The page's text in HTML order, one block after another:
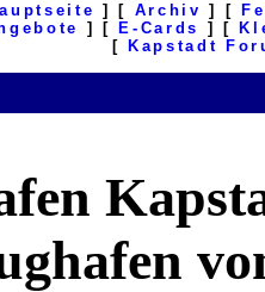
] [ Archiv ] [
] [ E-Cards ] [
[
Kapstadt